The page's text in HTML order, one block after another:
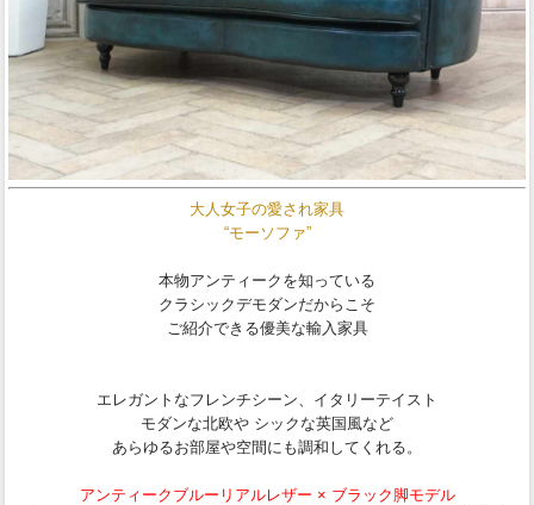
大人女子の愛され家具
“モーソファ”
本物アンティークを知っている
クラシックデモダンだからこそ
ご紹介できる優美な輸入家具
エレガントなフレンチシーン、イタリーテイスト
モダンな北欧や シックな英国風など
あらゆるお部屋や空間にも調和してくれる。
アンティークブルーリアルレザー × ブラック脚モデル